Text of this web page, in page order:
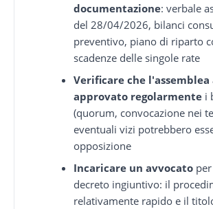
documentazione: verbale
del 28/04/2026, bilanci
preventivo, piano di riparto
scadenze delle singole rate
Verificare che l'assemblea
approvato regolarmente i
(quorum, convocazione nei
eventuali vizi potrebbero
opposizione
Incaricare un avvocato
decreto ingiuntivo: il
relativamente rapido e il